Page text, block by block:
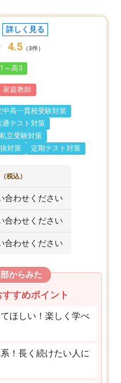
詳しく見る
4.5 （3件）
～高3
家庭教師
中高一貫校受験対策
通テスト対策
立受験対策
対策
定期テスト対策
（税込）
合わせください
合わせください
合わせください
からみた
すめポイント
ほしい！楽しく学べ
！長く続けたい人に